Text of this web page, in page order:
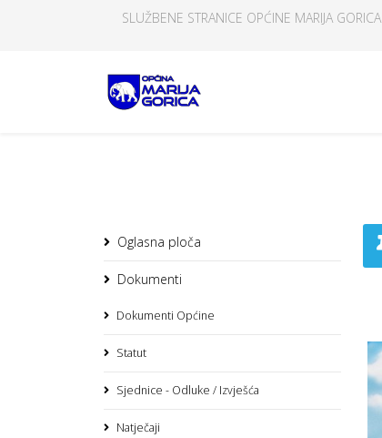
SLUŽBENE STRANICE OPĆINE MARIJA GORICA
Oglasna ploča
Dokumenti
Dokumenti Općine
Statut
Sjednice - Odluke / Izvješća
Natječaji